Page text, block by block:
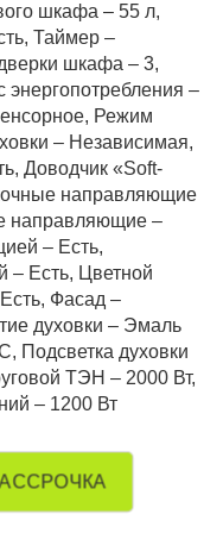
шкафа – 55 л,
Таймер –
шкафа – 3,
энергопотребления –
Режим
– Независимая,
Доводчик «Soft-
направляющие
направляющие –
– Есть,
– Есть, Цветной
Фасад –
духовки – Эмаль
Подсветка духовки
ТЭН – 2000 Вт,
– 1200 Вт